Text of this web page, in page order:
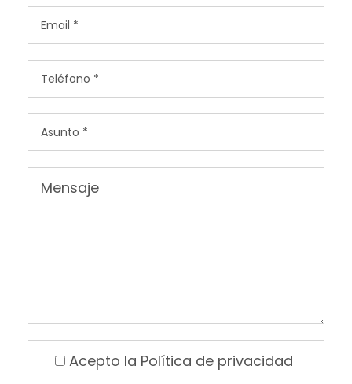
Acepto la Política de privacidad